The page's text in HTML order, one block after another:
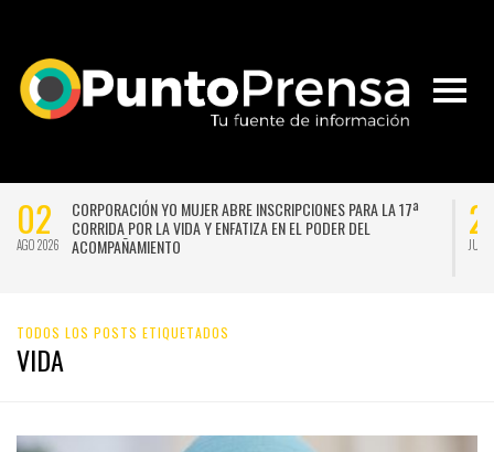
02
AGO 2026
CORPORACIÓN YO MUJER ABRE INSCRIPCIONES PARA LA 17ª
CORRIDA POR LA VIDA Y ENFATIZA EN EL PODER DEL
ACOMPAÑAMIENTO
JUL
TODOS LOS POSTS ETIQUETADOS
VIDA